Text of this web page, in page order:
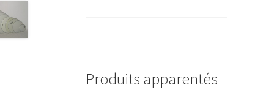
Produits apparentés